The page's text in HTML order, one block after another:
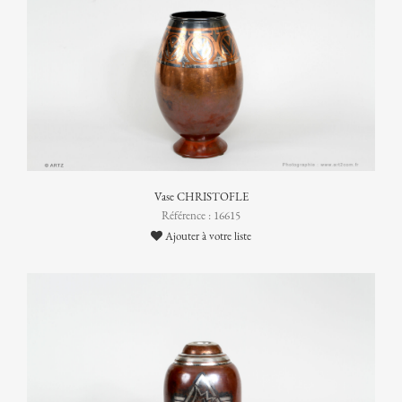
Vase CHRISTOFLE
Référence : 16615
Ajouter à votre liste